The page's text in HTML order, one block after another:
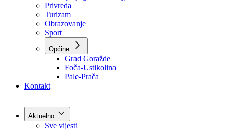
O kantonu
Simboli kantona (Grb, zastava)
Historija (digitalni muzej)
Privreda
Turizam
Obrazovanje
Sport
Općine
Kontakt